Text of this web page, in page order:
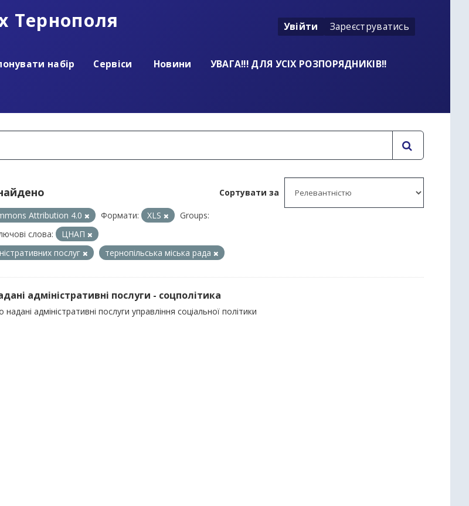
Тернополя Увійти Зареєструватись
набір Сервіси Новини
УВАГА!!! ДЛЯ УСІХ РОЗПОРЯДНИКІВ!!
Сортувати за
Attribution 4.0 Формати: XLS
Groups:
слова:
ЦНАП
послуг
тернопільська міська рада
адміністративні послуги - соцполітика
надані адміністративні послуги управління соціальної політики